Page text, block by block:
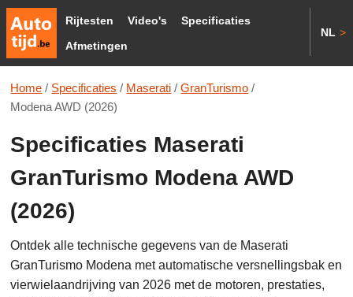
Rijtesten Video's
Specificaties
Afmetingen
NL >
Home / Specificaties / Maserati / GranTurismo /
Modena AWD (2026)
Specificaties Maserati
GranTurismo Modena AWD
(2026)
Ontdek alle technische gegevens van de Maserati
GranTurismo Modena met automatische versnellingsbak en
vierwielaandrijving van 2026 met de motoren, prestaties,